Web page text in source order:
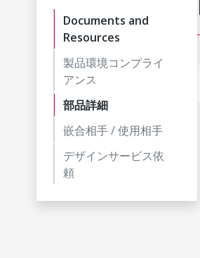
Documents and
Resources
製品環境コンプライ
アンス
部品詳細
嵌合相手 / 使用相手
デザインサービス依
頼